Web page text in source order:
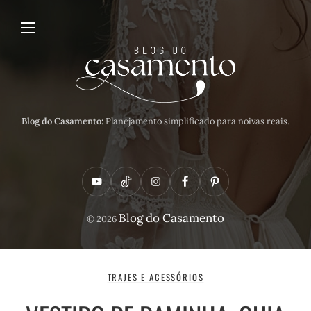
Blog do Casamento:Planejamento simplificado para noivas reais.
Y
o
t
T
i
t
o
I
n
t
a
F
a
e
b
P
i
t
© 2026 Blog do Casamento
TRAJES E ACESSÓRIOS